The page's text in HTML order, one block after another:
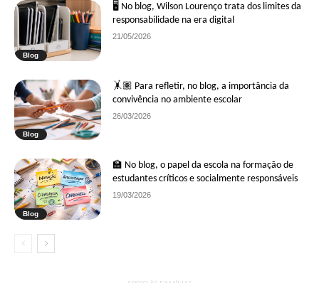
Blog
🖥 No blog, Wilson Lourenço trata dos limites da
responsabilidade na era digital
21/05/2026
Blog
🤸🏽 Para refletir, no blog, a importância da
convivência no ambiente escolar
26/03/2026
Blog
🏫 No blog, o papel da escola na formação de
estudantes críticos e socialmente responsáveis
19/03/2026